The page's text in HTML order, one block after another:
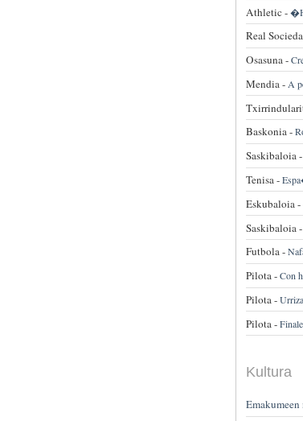
Athletic -
Real
Osasuna -
Mendia - A
Baskonia -
Saskibaloia -
Tenisa -
Eskubaloia -
Saskibaloia -
Futbola -
Pilota -Con
Pilota -
Pilota -
Kultura